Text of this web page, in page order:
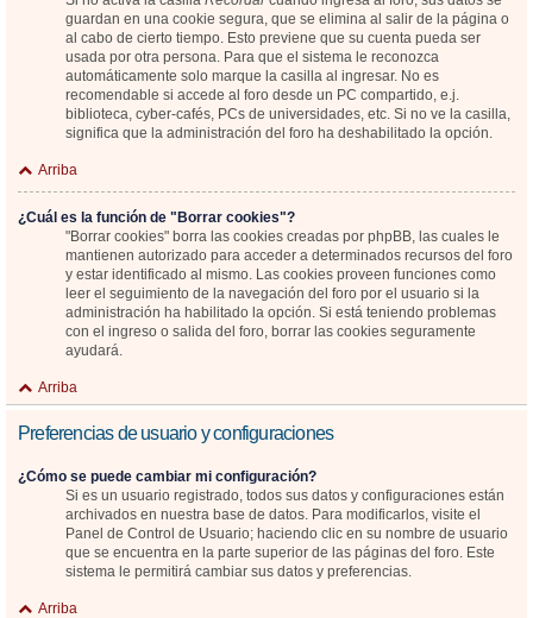
guardan en una cookie segura, que se elimina al salir de la página o
al cabo de cierto tiempo. Esto previene que su cuenta pueda ser
usada por otra persona. Para que el sistema le reconozca
automáticamente solo marque la casilla al ingresar. No es
recomendable si accede al foro desde un PC compartido, e.j.
biblioteca, cyber-cafés, PCs de universidades, etc. Si no ve la casilla,
significa que la administración del foro ha deshabilitado la opción.
Arriba
¿Cuál es la función de "Borrar cookies"?
"Borrar cookies" borra las cookies creadas por phpBB, las cuales le
mantienen autorizado para acceder a determinados recursos del foro
y estar identificado al mismo. Las cookies proveen funciones como
leer el seguimiento de la navegación del foro por el usuario si la
administración ha habilitado la opción. Si está teniendo problemas
con el ingreso o salida del foro, borrar las cookies seguramente
ayudará.
Arriba
Preferencias de usuario y configuraciones
¿Cómo se puede cambiar mi configuración?
Si es un usuario registrado, todos sus datos y configuraciones están
archivados en nuestra base de datos. Para modificarlos, visite el
Panel de Control de Usuario; haciendo clic en su nombre de usuario
que se encuentra en la parte superior de las páginas del foro. Este
sistema le permitirá cambiar sus datos y preferencias.
Arriba